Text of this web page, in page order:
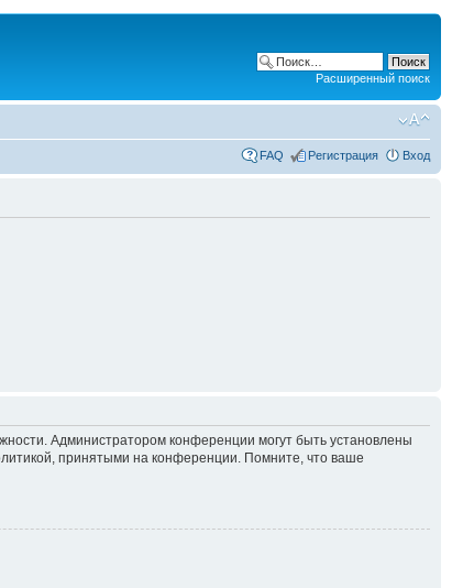
Расширенный поиск
FAQ Регистрация Вход
Администратором конференции могут быть установлены
принятыми на конференции. Помните, что ваше